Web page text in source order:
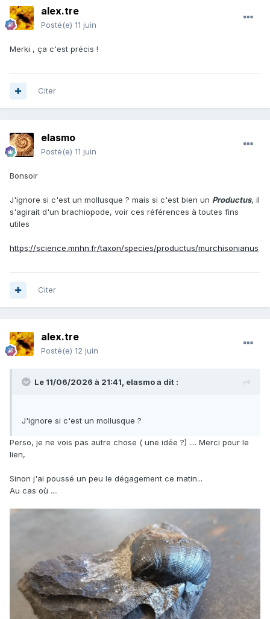
alex.tre
Posté(e) 11 juin
Merki , ça c'est précis !
Citer
elasmo
Posté(e) 11 juin
Bonsoir
J'ignore si c'est un mollusque ? mais si c'est bien un Productus, il
s'agirait d'un brachiopode, voir ces références à toutes fins
utiles
https://science.mnhn.fr/taxon/species/productus/murchisonianus
Citer
alex.tre
Posté(e) 12 juin
Le 11/06/2026 à 21:41, elasmoa dit :
J'ignore si c'est un mollusque ?
Perso, je ne vois pas autre chose ( une idée ?) .... Merci pour le
lien,
Sinon j'ai poussé un peu le dégagement ce matin...
Au cas où ....